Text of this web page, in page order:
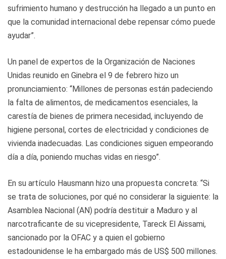
sufrimiento humano y destrucción ha llegado a un punto en
que la comunidad internacional debe repensar cómo puede
ayudar”.
Un panel de expertos de la Organización de Naciones
Unidas reunido en Ginebra el 9 de febrero hizo un
pronunciamiento: “Millones de personas están padeciendo
la falta de alimentos, de medicamentos esenciales, la
carestía de bienes de primera necesidad, incluyendo de
higiene personal, cortes de electricidad y condiciones de
vivienda inadecuadas. Las condiciones siguen empeorando
día a día, poniendo muchas vidas en riesgo”.
En su artículo Hausmann hizo una propuesta concreta: “Si
se trata de soluciones, por qué no considerar la siguiente: la
Asamblea Nacional (AN) podría destituir a Maduro y al
narcotraficante de su vicepresidente, Tareck El Aissami,
sancionado por la OFAC y a quien el gobierno
estadounidense le ha embargado más de US$ 500 millones.